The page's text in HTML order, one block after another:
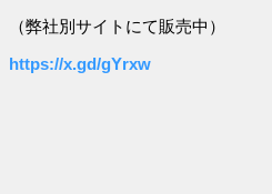
（弊社別サイトにて販売中）
https://x.gd/gYrxw